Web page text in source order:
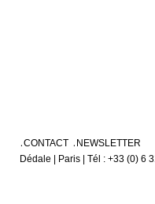
CONTACT
NEWSLETTER
Dédale | Paris | Tél : +33 (0) 6